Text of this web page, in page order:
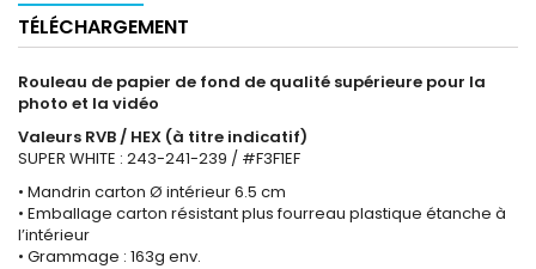
TÉLÉCHARGEMENT
Rouleau de papier de fond de qualité supérieure pour la
photo et la vidéo
Valeurs RVB / HEX (à titre indicatif)
SUPER WHITE : 243-241-239 / #F3F1EF
• Mandrin carton Ø intérieur 6.5 cm
• Emballage carton résistant plus fourreau plastique étanche à
l’intérieur
• Grammage : 163g env.